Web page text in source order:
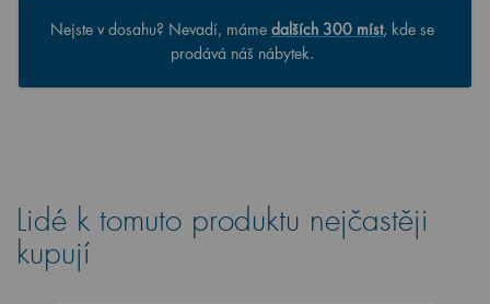
Nejste v dosahu? Nevadí, máme dalších 300 míst, kde se
prodává náš nábytek.
Lidé k tomuto produktu nejčastěji
kupují